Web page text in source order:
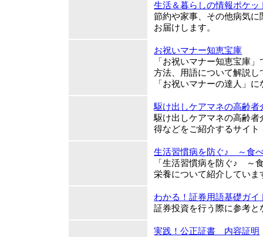
生活＆暮らしの情報ポケッ
節約や家事、その他病気
お届けします。
お祝いマナー知恵宝庫
「お祝いマナー知恵宝庫
方法、用語について解説
「お祝いマナーの達人」
駆け出しケアマネの高齢者
駆け出しケアマネの高齢
得などをご紹介するサイト
生活習慣病を防ぐ♪ ～食
「生活習慣病を防ぐ♪ ～
栄養について紹介していま
わかる！証券用語基礎ガイ
証券投資を行う際に参考
実践！公正証書 内容証明